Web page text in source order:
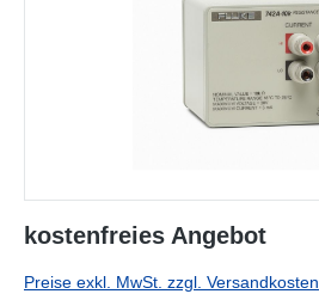
kostenfreies Angebot
Preise exkl. MwSt. zzgl. Versandkosten